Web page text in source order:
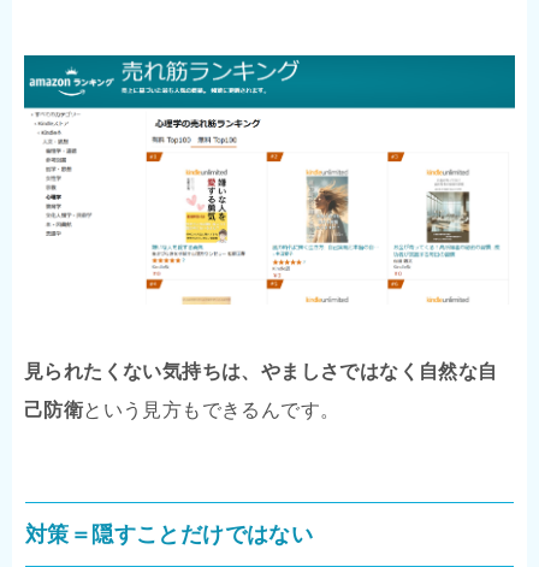
見られたくない気持ちは、やましさではなく自然な自
己防衛という見方もできるんです。
対策＝隠すことだけではない